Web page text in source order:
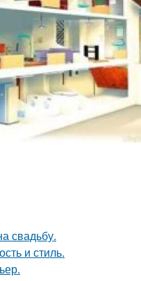
свадьбу.
и стиль.